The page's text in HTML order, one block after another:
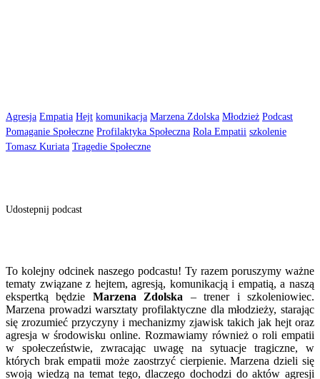
Agresja Empatia Hejt komunikacja Marzena Zdolska Młodzież Podcast
Pomaganie Społeczne Profilaktyka Społeczna Rola Empatii szkolenie
Tomasz Kuriata Tragedie Społeczne
Udostepnij podcast
To kolejny odcinek naszego podcastu! Ty razem poruszymy ważne
tematy związane z hejtem, agresją, komunikacją i empatią, a naszą
ekspertką będzie Marzena Zdolska – trener i szkoleniowiec.
Marzena prowadzi warsztaty profilaktyczne dla młodzieży, starając
się zrozumieć przyczyny i mechanizmy zjawisk takich jak hejt oraz
agresja w środowisku online. Rozmawiamy również o roli empatii
w społeczeństwie, zwracając uwagę na sytuacje tragiczne, w
których brak empatii może zaostrzyć cierpienie. Marzena dzieli się
swoją wiedzą na temat tego, dlaczego dochodzi do aktów agresji